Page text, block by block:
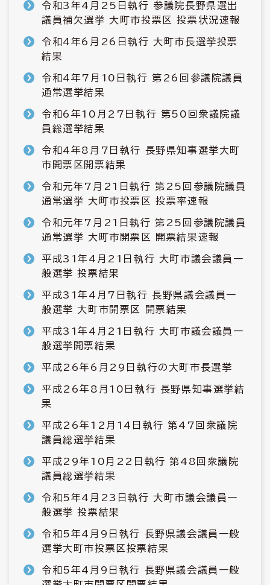
令和3年4月25日執行 参議院長野県選出
議員補欠選挙 大町市投票区 投票状況速報
令和4年6月26日執行 大町市長選挙投票
結果
令和4年7月10日執行 第26回参議院議員
通常選挙結果
令和6年10月27日執行 第50回衆議院議
員総選挙結果
令和4年8月7日執行 長野県知事選挙大町
市開票区開票結果
令和元年7月21日執行 第25回参議院議員
通常選挙 大町市投票区 投票率速報
令和元年7月21日執行 第25回参議院議員
通常選挙 大町市開票区 開票結果速報
平成31年4月21日執行 大町市議会議員一
般選挙 投票結果
平成31年4月7日執行 長野県議会議員一
般選挙 大町市開票区 開票結果
平成31年4月21日執行 大町市議会議員一
般選挙開票結果
平成26年6月29日執行の大町市長選挙
平成26年8月10日執行 長野県知事選挙結
果
平成26年12月14日執行 第47回衆議院
議員総選挙結果
平成29年10月22日執行 第48回衆議院
議員総選挙結果
令和5年4月23日執行 大町市議会議員一
般選挙 投票結果
令和5年4月9日執行 長野県議会議員一般
選挙大町市投票区投票結果
令和5年4月9日執行 長野県議会議員一般